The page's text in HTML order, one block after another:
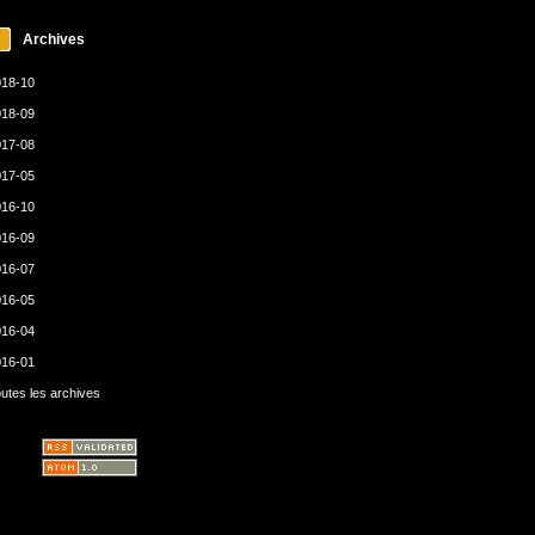
Archives
10
09
08
05
10
09
07
05
04
01
les archives